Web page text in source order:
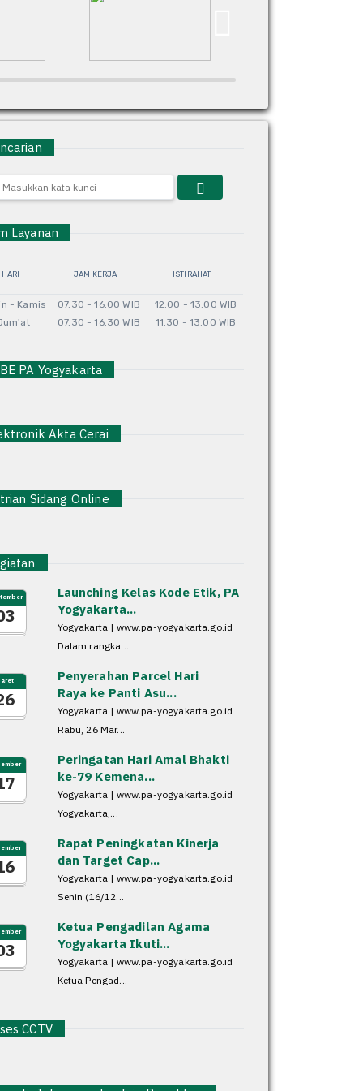
Layanan
HARI JAM KERJA ISTIRAHAT
- Kamis 07.30 - 16.00 WIB
12.00 - 13.00 WIB
07.30 - 16.30 WIB 11.30 - 13.00 WIB
PA Yogyakarta
Akta Cerai
Sidang Online
Launching Kelas Kode Etik, PA
Yogyakarta...
Yogyakarta | www.pa-yogyakarta.go.id
Dalam rangka...
Penyerahan Parcel Hari
Raya ke Panti Asu...
Yogyakarta | www.pa-yogyakarta.go.id
Rabu, 26 Mar...
Peringatan Hari Amal Bhakti
ke-79 Kemena...
Yogyakarta | www.pa-yogyakarta.go.id
Yogyakarta,...
Rapat Peningkatan Kinerja
dan Target Cap...
Yogyakarta | www.pa-yogyakarta.go.id
Senin (16/12...
Ketua Pengadilan Agama
Yogyakarta Ikuti...
Yogyakarta | www.pa-yogyakarta.go.id
Ketua Pengad...
CCTV